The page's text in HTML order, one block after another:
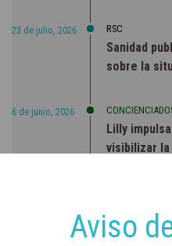
23 de julio, 2026 RSC
Sanidad
sobre la
6 de junio, 2026
Lilly
visibilizar la
Real
laboratorio
Aviso